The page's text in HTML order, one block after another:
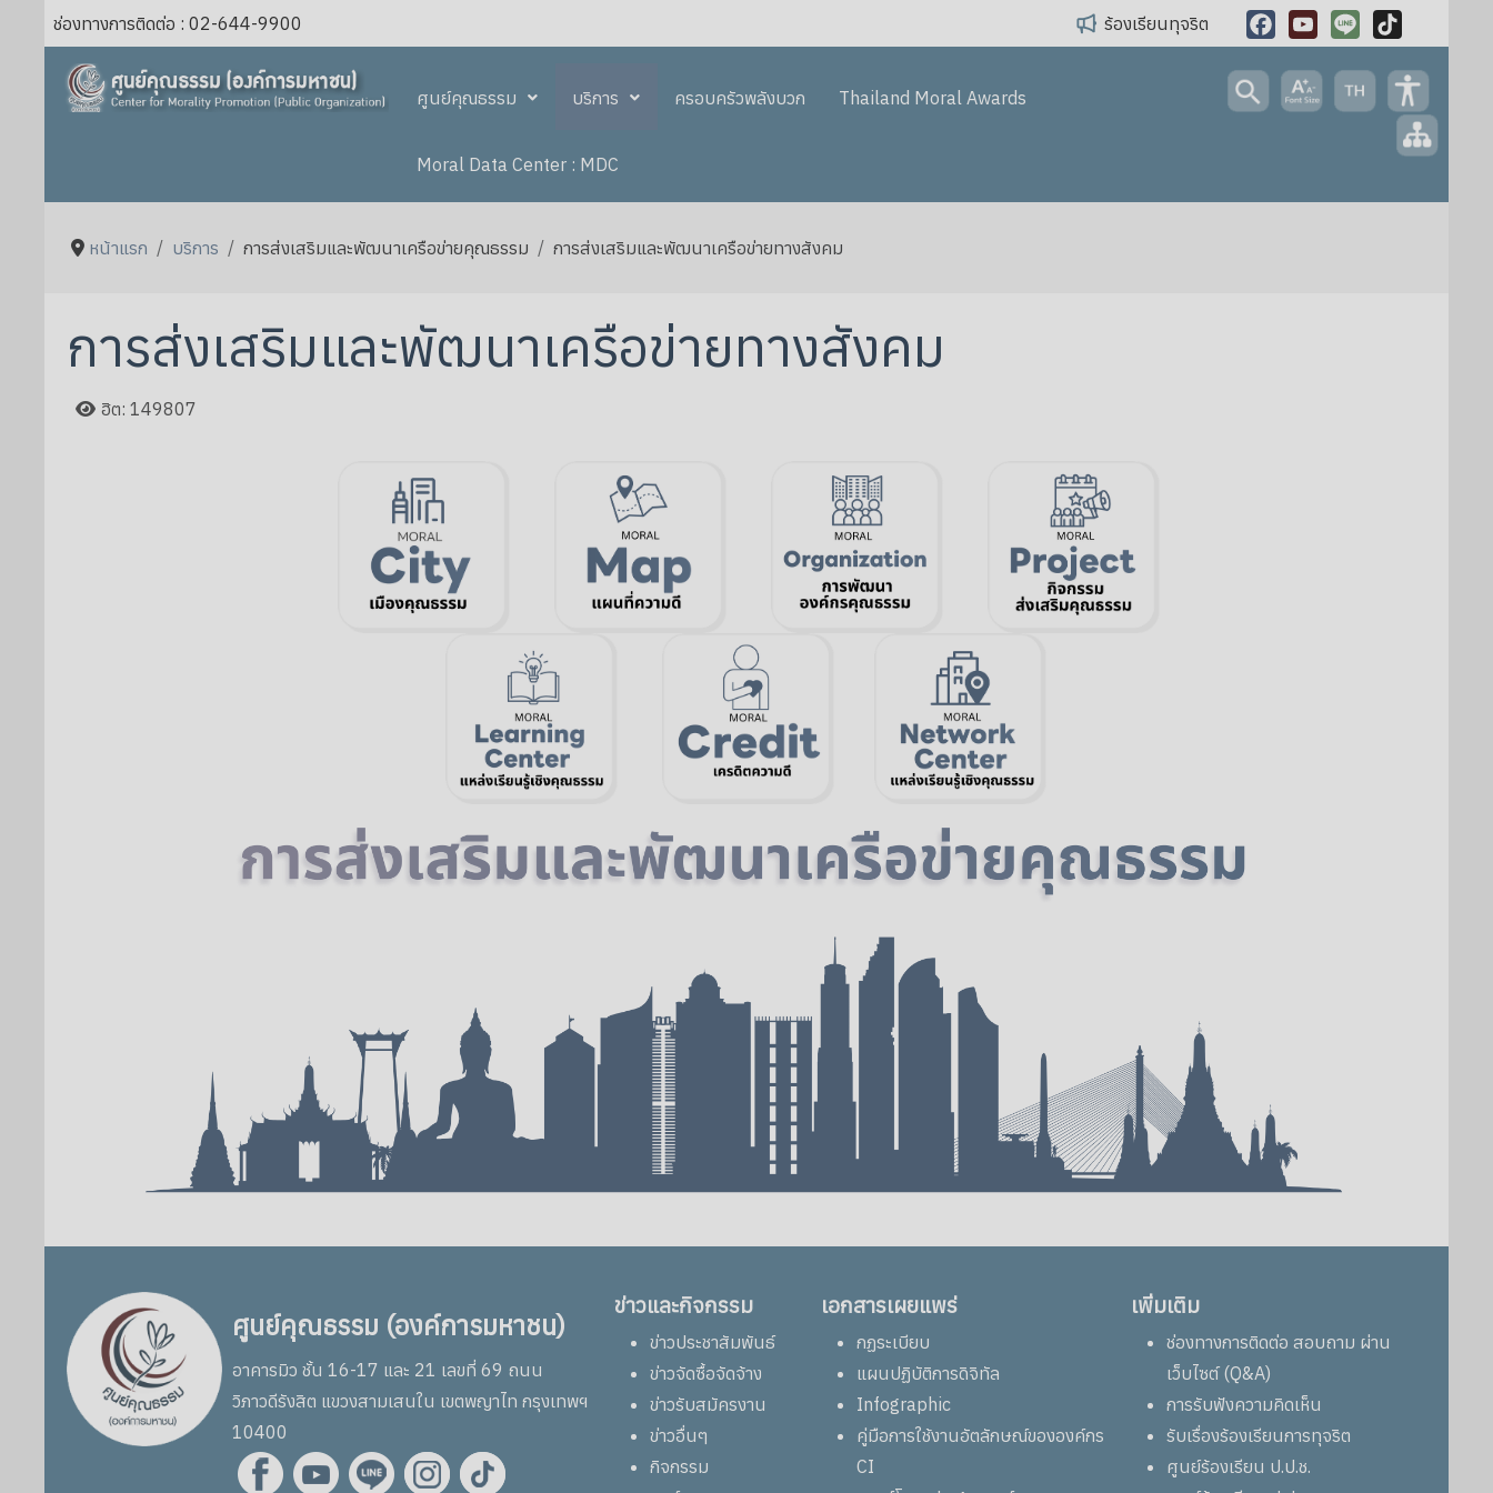
ช่องทางการติดต่อ : 02-644-9900
ร้องเรียนทุจริต
FacebookYouTube
Line TikTok
ศูนย์คุณธรรม
บริการ ครอบครัวพลังบวก Thailand Moral Awards
Moral Data Center : MDC
หน้าแรก บริการ การส่งเสริมและพัฒนาเครือข่ายคุณธรรม การส่งเสริมและพัฒนาเครือข่ายทางสังคม
การส่งเสริมและพัฒนาเครือข่ายทางสังคม
ฮิต: 149807
ศูนย์คุณธรรม (องค์การมหาชน)
อาคารมิว ชั้น 16-17 และ 21 เลขที่ 69 ถนน
วิภาวดีรังสิต แขวงสามเสนใน เขตพญาไท กรุงเทพฯ
10400
ข่าวและกิจกรรม
ข่าวประชาสัมพันธ์
ข่าวจัดซื้อจัดจ้าง
ข่าวรับสมัครงาน
ข่าวอื่นๆ
กิจกรรม
เอกสารเผยแพร่
กฏระเบียบ
แผนปฏิบัติการดิจิทัล
Infographic
คู่มือการใช้งานอัตลักษณ์ขององค์กร
CI
เพิ่มเติม
ช่องทางการติดต่อ สอบถาม ผ่าน
เว็บไซต์ (Q&A)
การรับฟังความคิดเห็น
รับเรื่องร้องเรียนการทุจริต
ศูนย์ร้องเรียน ป.ป.ช.